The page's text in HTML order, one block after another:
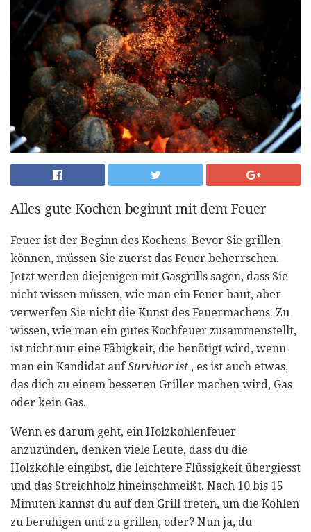
Alles gute Kochen beginnt mit dem Feuer
Feuer ist der Beginn des Kochens. Bevor Sie grillen
können, müssen Sie zuerst das Feuer beherrschen.
Jetzt werden diejenigen mit Gasgrills sagen, dass Sie
nicht wissen müssen, wie man ein Feuer baut, aber
verwerfen Sie nicht die Kunst des Feuermachens. Zu
wissen, wie man ein gutes Kochfeuer zusammenstellt,
ist nicht nur eine Fähigkeit, die benötigt wird, wenn
man ein Kandidat aufSurvivor ist , es ist auch etwas,
das dich zu einem besseren Griller machen wird, Gas
oder kein Gas.
Wenn es darum geht, ein Holzkohlenfeuer
anzuzünden, denken viele Leute, dass du die
Holzkohle eingibst, die leichtere Flüssigkeit übergiesst
und das Streichholz hineinschmeißt. Nach 10 bis 15
Minuten kannst du auf den Grill treten, um die Kohlen
zu beruhigen und zu grillen, oder? Nun ja, du